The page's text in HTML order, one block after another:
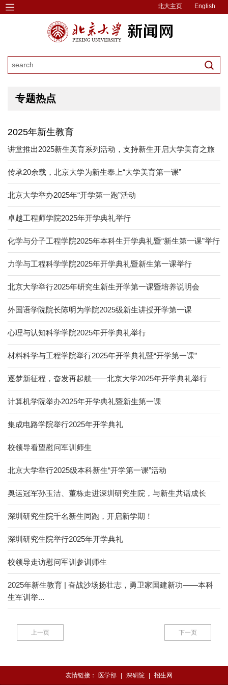
北大主页 English
专题热点
2025年新生教育
讲堂推出2025新生美育系列活动，支持新生开启大学美育之旅
传承20余载，北京大学为新生奉上“大学美育第一课”
北京大学举办2025年“开学第一跑”活动
卓越工程师学院2025年开学典礼举行
化学与分子工程学院2025年本科生开学典礼暨“新生第一课”举行
力学与工程科学学院2025年开学典礼暨新生第一课举行
北京大学举行2025年研究生新生开学第一课暨培养说明会
外国语学院院长陈明为学院2025级新生讲授开学第一课
心理与认知科学学院2025年开学典礼举行
材料科学与工程学院举行2025年开学典礼暨“开学第一课”
逐梦新征程，奋发再起航——北京大学2025年开学典礼举行
计算机学院举办2025年开学典礼暨新生第一课
集成电路学院举行2025年开学典礼
校领导看望慰问军训师生
北京大学举行2025级本科新生“开学第一课”活动
奥运冠军孙玉洁、董栋走进深圳研究生院，与新生共话成长
深圳研究生院千名新生同跑，开启新学期！
深圳研究生院举行2025年开学典礼
校领导走访慰问军训参训师生
2025年新生教育 | 奋战沙场扬壮志，勇卫家国建新功——本科
生军训举...
上一页 下一页
友情链接： 医学部 深研院 招生网